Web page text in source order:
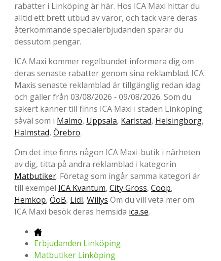
rabatter i Linköping är här. Hos ICA Maxi hittar du
alltid ett brett utbud av varor, och tack vare deras
återkommande specialerbjudanden sparar du
dessutom pengar.
ICA Maxi kommer regelbundet informera dig om
deras senaste rabatter genom sina reklamblad. ICA
Maxis senaste reklamblad är tillgänglig redan idag
och gäller från 03/08/2026 - 09/08/2026. Som du
säkert känner till finns ICA Maxi i staden Linköping
såväl som i Malmö, Uppsala, Karlstad, Helsingborg,
Halmstad, Örebro.
Om det inte finns någon ICA Maxi-butik i närheten
av dig, titta på andra reklamblad i kategorin
Matbutiker. Företag som ingår samma kategori är
till exempel ICA Kvantum, City Gross, Coop,
Hemköp, ÖoB, Lidl, Willys Om du vill veta mer om
ICA Maxi besök deras hemsida ica.se.
Erbjudanden Linköping
Matbutiker Linköping